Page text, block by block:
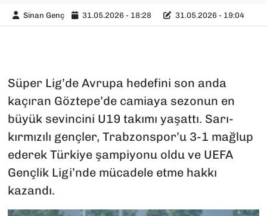
Sinan Genç 31.05.2026 - 18:28 31.05.2026 - 19:04
Süper Lig’de Avrupa hedefini son anda
kaçıran Göztepe’de camiaya sezonun en
büyük sevincini U19 takımı yaşattı. Sarı-
kırmızılı gençler, Trabzonspor’u 3-1 mağlup
ederek Türkiye şampiyonu oldu ve UEFA
Gençlik Ligi’nde mücadele etme hakkı
kazandı.